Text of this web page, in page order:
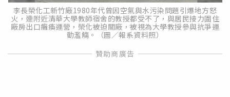
李長榮化工新竹廠1980年代曾因空氣與水污染問題引爆地方怒
火，連附近清華大學教師宿舍的教授都受不了，與居民接力圍住
廠房出口癱瘓運營，榮化被迫關廠，被視為大學教授參與抗爭運
動濫觴。（圖／報系資料照）